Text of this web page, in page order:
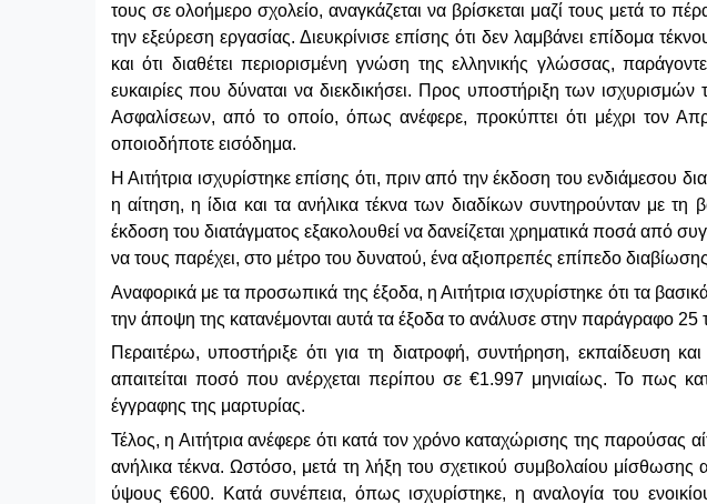
τους σε ολοήμερο σχολείο, αναγκάζεται να βρίσκεται μαζί τους μετά το
την εξεύρεση εργασίας. Διευκρίνισε επίσης ότι δεν λαμβάνει επίδομα
και ότι διαθέτει περιορισμένη γνώση της ελληνικής γλώσσας,
ευκαιρίες που δύναται να διεκδικήσει. Προς υποστήριξη των
Ασφαλίσεων, από το οποίο, όπως ανέφερε, προκύπτει ότι μέχρι τον
οποιοδήποτε εισόδημα.
Η Αιτήτρια ισχυρίστηκε επίσης ότι, πριν από την έκδοση του ενδιάμεσου
η αίτηση, η ίδια και τα ανήλικα τέκνα των διαδίκων συντηρούνταν με
έκδοση του διατάγματος εξακολουθεί να δανείζεται χρηματικά ποσά από
να τους παρέχει, στο μέτρο του δυνατού, ένα αξιοπρεπές επίπεδο
Αναφορικά με τα προσωπικά της έξοδα, η Αιτήτρια ισχυρίστηκε ότι τα
την άποψη της κατανέμονται αυτά τα έξοδα το ανάλυσε στην παράγραφο 25
Περαιτέρω, υποστήριξε ότι για τη διατροφή, συντήρηση, εκπαίδευση
απαιτείται ποσό που ανέρχεται περίπου σε €1.997 μηνιαίως. Το πως
έγγραφης της μαρτυρίας.
Τέλος, η Αιτήτρια ανέφερε ότι κατά τον χρόνο καταχώρισης της παρούσας
ανήλικα τέκνα. Ωστόσο, μετά τη λήξη του σχετικού συμβολαίου μίσθωσης
ύψους €600. Κατά συνέπεια, όπως ισχυρίστηκε, η αναλογία του